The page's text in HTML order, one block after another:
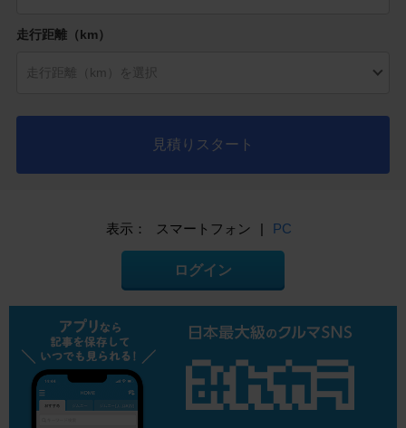
走行距離（km）
見積りスタート
表示： スマートフォン | PC
ログイン